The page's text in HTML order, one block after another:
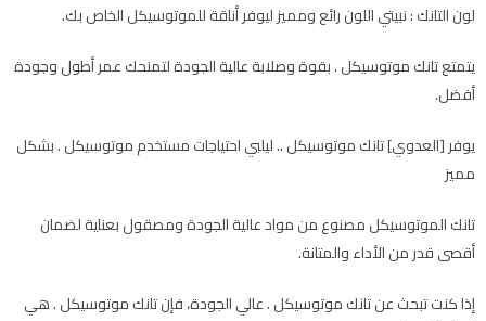
لون التانك : نبيتي اللون رائع ومميز ليوفر أناقة للموتوسيكل الخاص بك.
يتمتع تانك موتوسيكل . بقوة وصلابة عالية الجودة لتمنحك عمر أطول وجودة
أفضل.
يوفر [العدوي] تانك موتوسيكل .. ليلبي احتياجات مستخدم موتوسيكل . بشكل
مميز
تانك الموتوسيكل مصنوع من مواد عالية الجودة ومصقول بعناية لضمان
أقصى قدر من الأداء والمتانة.
إذا كنت تبحث عن تانك موتوسيكل . عالي الجودة، فإن تانك موتوسيكل . هي